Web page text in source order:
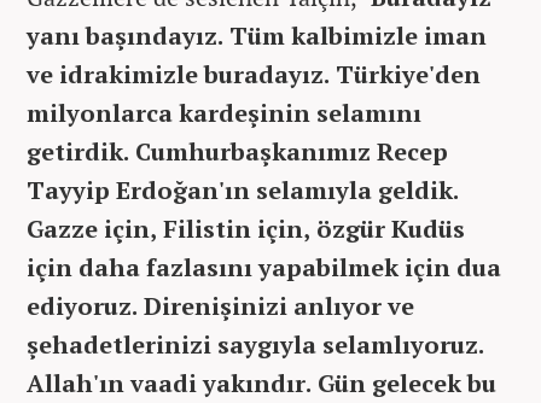
yanı başındayız. Tüm kalbimizle iman
ve idrakimizle buradayız. Türkiye'den
milyonlarca kardeşinin selamını
getirdik. Cumhurbaşkanımız Recep
Tayyip Erdoğan'ın selamıyla geldik.
Gazze için, Filistin için, özgür Kudüs
için daha fazlasını yapabilmek için dua
ediyoruz. Direnişinizi anlıyor ve
şehadetlerinizi saygıyla selamlıyoruz.
Allah'ın vaadi yakındır. Gün gelecek bu